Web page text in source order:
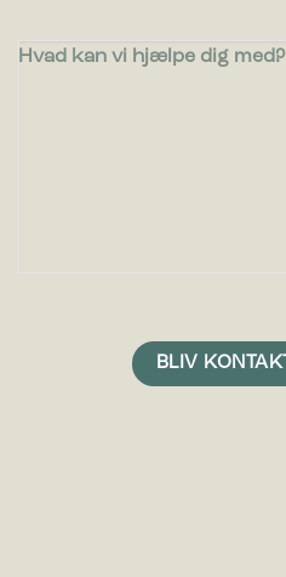
Hvad kan vi hjælpe dig med?